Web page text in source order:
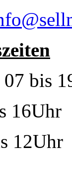
bis
16Uhr
12Uhr